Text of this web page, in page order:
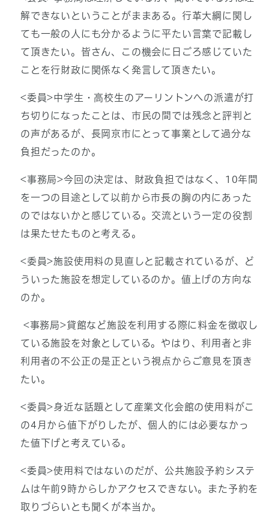
解できないということがままある。行革大綱に関し
ても一般の人にも分かるように平たい言葉で記載し
て頂きたい。皆さん、この機会に日ごろ感じていた
ことを行財政に関係なく発言して頂きたい。
<委員>中学生・高校生のアーリントンへの派遣が打
ち切りになったことは、市民の間では残念と評判と
の声があるが、長岡京市にとって事業として過分な
負担だったのか。
<事務局>今回の決定は、財政負担ではなく、10年間
を一つの目途として以前から市長の胸の内にあった
のではないかと感じている。交流という一定の役割
は果たせたものと考える。
<委員>施設使用料の見直しと記載されているが、ど
ういった施設を想定しているのか。値上げの方向な
のか。
<事務局>貸館など施設を利用する際に料金を徴収し
ている施設を対象としている。やはり、利用者と非
利用者の不公正の是正という視点からご意見を頂き
たい。
<委員>身近な話題として産業文化会館の使用料がこ
の4月から値下がりしたが、個人的には必要なかっ
た値下げと考えている。
<委員>使用料ではないのだが、公共施設予約システ
ムは午前9時からしかアクセスできない。また予約を
取りづらいとも聞くが本当か。